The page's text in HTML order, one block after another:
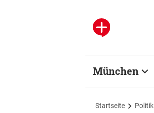
München
Startseite Politik